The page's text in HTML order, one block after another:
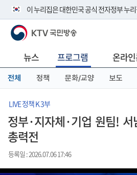
이 누리집은 대한민국 공식 전자정부 누
공식 누리집 주소 확인하기
니다.
이밖에 or.kr 또는 .kr등 다른 도메인 주소
서 도메인 주소를 확인해 보세요
KTV 국민방송
뉴스 프로그램 온라
전체 정책 문화/교양 보도
LIVE 정책 K 3부
정부·지자체·기업 원팀!
총력전
등록일 : 2026.07.06 17:46